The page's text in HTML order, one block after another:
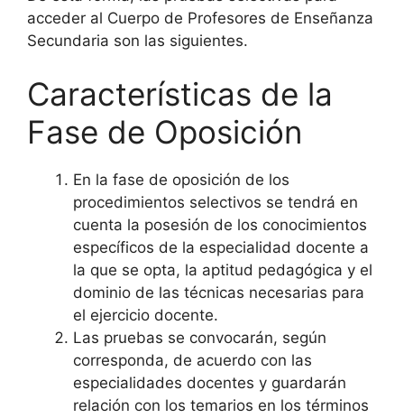
acceder al Cuerpo de Profesores de Enseñanza
Secundaria son las siguientes.
Características de la
Fase de Oposición
En la fase de oposición de los
procedimientos selectivos se tendrá en
cuenta la posesión de los conocimientos
específicos de la especialidad docente a
la que se opta, la aptitud pedagógica y el
dominio de las técnicas necesarias para
el ejercicio docente.
Las pruebas se convocarán, según
corresponda, de acuerdo con las
especialidades docentes y guardarán
relación con los temarios en los términos